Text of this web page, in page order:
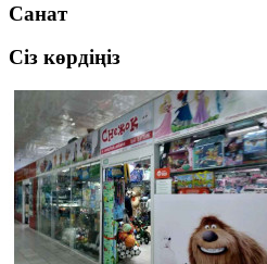
Санат
Сіз көрдіңіз